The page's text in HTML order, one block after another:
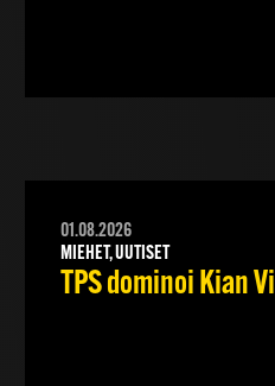
01.08.2026
MIEHET, UUTISET
TPS dominoi Kian